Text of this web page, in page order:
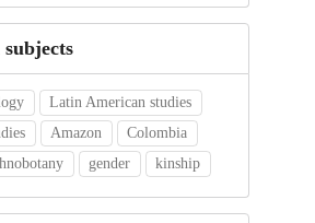
Latin American studies
Amazon
Colombia
gender kinship